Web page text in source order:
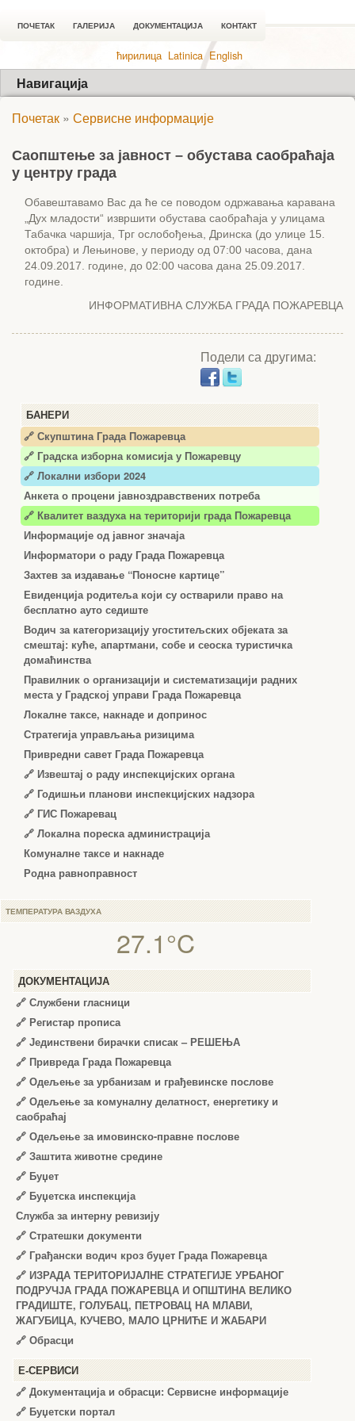
ПОЧЕТАК ГАЛЕРИЈА ДОКУМЕНТАЦИЈА КОНТАКТ
ћирилица Latinica English
Навигација
БАНЕРИ
🔗 Скупштина Града Пожаревца
🔗 Градска изборна комисија у Пожаревцу
🔗 Локални избори 2024
Анкета о процени јавноздравствених потреба
🔗 Квалитет ваздуха на територији града Пожаревца
Информације од јавног значаја
Информатори о раду Града Пожаревца
Захтев за издавање “Поносне картице”
Евиденција родитеља који су остварили право на
бесплатно ауто седиште
Водич за категоризацију угоститељских објеката за
смештај: куће, апартмани, собе и сеоска туристичка
домаћинства
Правилник о организацији и систематизацији радних
места у Градској управи Града Пожаревца
Локалне таксе, накнаде и допринос
Стратегија управљања ризицима
Привредни савет Града Пожаревца
🔗 Извештај о раду инспекцијских органа
🔗 Годишњи планови инспекцијских надзора
🔗 ГИС Пожаревац
🔗 Локална пореска администрација
Комуналне таксе и накнаде
Родна равноправност
Почетак » Сервисне информације
Саопштење за јавност – обустава саобраћаја
у центру града
Обавештавамо Вас да ће се поводом одржавања каравана
„Дух младости“ извршити обустава саобраћаја у улицама
Табачка чаршија, Трг ослобођења, Дринска (до улице 15.
октобра) и Лењинове, у периоду од 07:00 часова, дана
24.09.2017. године, до 02:00 часова дана 25.09.2017.
године.
ИНФОРМАТИВНА СЛУЖБА ГРАДА ПОЖАРЕВЦА
Подели са другима:
ТЕМПЕРАТУРА ВАЗДУХА
27.1°C
ДОКУМЕНТАЦИЈА
🔗 Службени гласници
🔗 Регистар прописа
🔗 Јединствени бирачки списак – РЕШЕЊА
🔗 Привреда Града Пожаревца
🔗 Одељење за урбанизам и грађевинске послове
🔗 Одељење за комуналну делатност, енергетику и
саобраћај
🔗 Одељење за имовинско-правне послове
🔗 Заштита животне средине
🔗 Буџет
🔗 Буџетска инспекција
Служба за интерну ревизију
🔗 Стратешки документи
🔗 Грађански водич кроз буџет Града Пожаревца
🔗 ИЗРАДА ТЕРИТОРИЈАЛНЕ СТРАТЕГИЈЕ УРБАНОГ
ПОДРУЧЈА ГРАДА ПОЖАРЕВЦА И ОПШТИНА ВЕЛИКО
ГРАДИШТЕ, ГОЛУБАЦ, ПЕТРОВАЦ НА МЛАВИ,
ЖАГУБИЦА, КУЧЕВО, МАЛО ЦРНИЋЕ И ЖАБАРИ
🔗 Обрасци
Е-СЕРВИСИ
🔗 Документација и обрасци: Сервисне информације
🔗 Буџетски портал